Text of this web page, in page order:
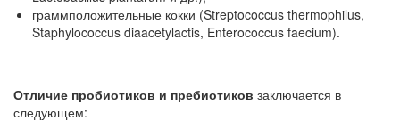
граммположительные кокки (Streptococcus thermophilus,
Staphylococcus diaacetylactis, Enterococcus faecium).
Отличие пробиотиков и пребиотиков заключается в
следующем: